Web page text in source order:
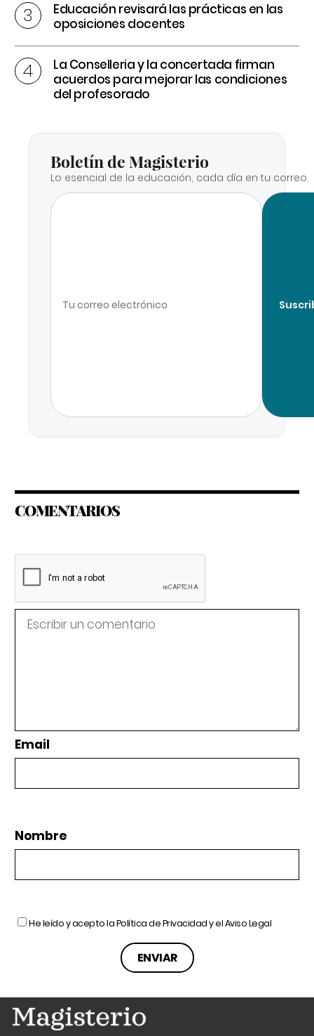
Educación revisará las prácticas en las
oposiciones docentes
La Conselleria y la concertada firman
acuerdos para mejorar las condiciones
del profesorado
Boletín de Magisterio
Lo esencial de la educación, cada día en tu correo.
COMENTARIOS
Email
Nombre
He leído y acepto laPolítica de Privacidady elAviso Legal